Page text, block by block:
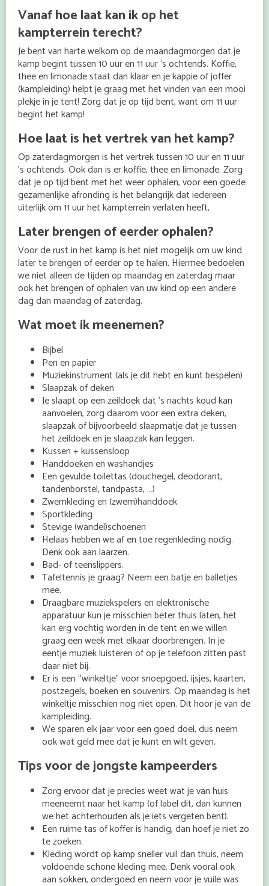
Vanaf hoe laat kan ik op het
kampterrein terecht?
Je bent van harte welkom op de maandagmorgen dat je
kamp begint tussen 10 uur en 11 uur ‘s ochtends. Koffie,
thee en limonade staat dan klaar en je kappie of joffer
(kampleiding) helpt je graag met het vinden van een mooi
plekje in je tent! Zorg dat je op tijd bent, want om 11 uur
begint het kamp!
Hoe laat is het vertrek van het kamp?
Op zaterdagmorgen is het vertrek tussen 10 uur en 11 uur
’s ochtends. Ook dan is er koffie, thee en limonade. Zorg
dat je op tijd bent met het weer ophalen, voor een goede
gezamenlijke afronding is het belangrijk dat iedereen
uiterlijk om 11 uur het kampterrein verlaten heeft,
Later brengen of eerder ophalen?
Voor de rust in het kamp is het niet mogelijk om uw kind
later te brengen of eerder op te halen. Hiermee bedoelen
we niet alleen de tijden op maandag en zaterdag maar
ook het brengen of ophalen van uw kind op een andere
dag dan maandag of zaterdag.
Wat moet ik meenemen?
Bijbel
Pen en papier
Muziekinstrument (als je dit hebt en kunt bespelen)
Slaapzak of deken
Je slaapt op een zeildoek dat ’s nachts koud kan
aanvoelen, zorg daarom voor een extra deken,
slaapzak of bijvoorbeeld slaapmatje dat je tussen
het zeildoek en je slaapzak kan leggen.
Kussen + kussensloop
Handdoeken en washandjes
Een gevulde toilettas (douchegel, deodorant,
tandenborstel, tandpasta, …)
Zwemkleding en (zwem)handdoek
Sportkleding
Stevige (wandel)schoenen
Helaas hebben we af en toe regenkleding nodig.
Denk ook aan laarzen.
Bad- of teenslippers.
Tafeltennis je graag? Neem een batje en balletjes
mee.
Draagbare muziekspelers en elektronische
apparatuur kun je misschien beter thuis laten, het
kan erg vochtig worden in de tent en we willen
graag een week met elkaar doorbrengen. In je
eentje muziek luisteren of op je telefoon zitten past
daar niet bij.
Er is een “winkeltje” voor snoepgoed, ijsjes, kaarten,
postzegels, boeken en souvenirs. Op maandag is het
winkeltje misschien nog niet open. Dit hoor je van de
kampleiding.
We sparen elk jaar voor een goed doel, dus neem
ook wat geld mee dat je kunt en wilt geven.
Tips voor de jongste kampeerders
Zorg ervoor dat je precies weet wat je van huis
meeneemt naar het kamp (of label dit, dan kunnen
we het achterhouden als je iets vergeten bent).
Een ruime tas of koffer is handig, dan hoef je niet zo
te zoeken.
Kleding wordt op kamp sneller vuil dan thuis, neem
voldoende schone kleding mee. Denk vooral ook
aan sokken, ondergoed en neem voor je vuile was